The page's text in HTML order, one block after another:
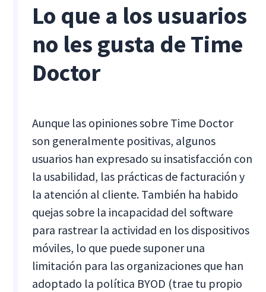
Lo que a los usuarios
no les gusta de Time
Doctor
Aunque las opiniones sobre Time Doctor
son generalmente positivas, algunos
usuarios han expresado su insatisfacción con
la usabilidad, las prácticas de facturación y
la atención al cliente. También ha habido
quejas sobre la incapacidad del software
para rastrear la actividad en los dispositivos
móviles, lo que puede suponer una
limitación para las organizaciones que han
adoptado la política BYOD (trae tu propio